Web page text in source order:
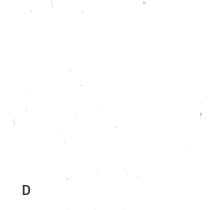
D